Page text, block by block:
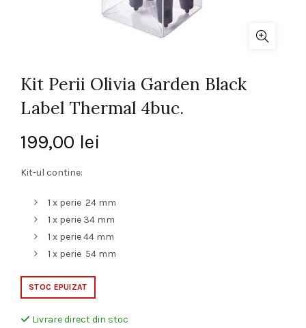
Kit Perii Olivia Garden Black
Label Thermal 4buc.
199,00 lei
Kit-ul contine:
1 x perie 24 mm
1 x perie 34 mm
1 x perie 44 mm
1 x perie 54 mm
STOC EPUIZAT
Livrare direct din stoc